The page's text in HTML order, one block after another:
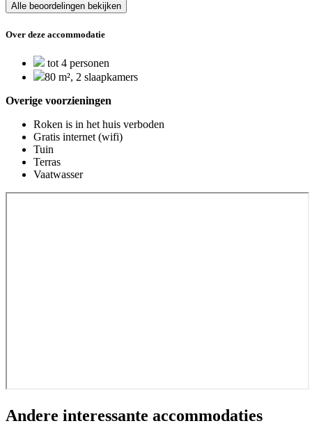
Alle beoordelingen bekijken
Over deze accommodatie
tot 4 personen
80 m², 2 slaapkamers
Overige voorzieningen
Roken is in het huis verboden
Gratis internet (wifi)
Tuin
Terras
Vaatwasser
Andere interessante accommodaties